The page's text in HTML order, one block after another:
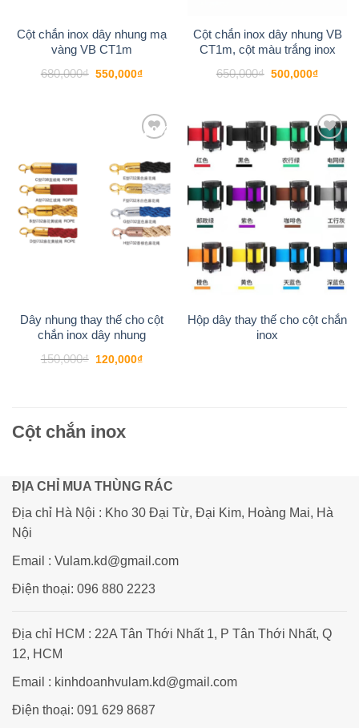
Cột chắn inox dây nhung mạ
vàng VB CT1m
680,000₫ Giá
gốc
550,000₫Giá
550,000₫.
Cột chắn inox dây nhung VB
CT1m, cột màu trắng inox
650,000₫ Giá
gốc
500,000₫Giá
-20%
wishlist
Dây nhung thay thế cho cột
chắn inox dây nhung
150,000₫
Giá
gốc
120,000₫Giá
Add to
wishlist
Hộp dây thay thế cho cột chắn
inox
Cột chắn inox
ĐỊA CHỈ MUA THÙNG RÁC
Địa chỉ Hà Nội : Kho 30 Đại Từ, Đại Kim, Hoàng Mai, Hà
Nội
Email : Vulam.kd@gmail.com
Điện thoại: 096 880 2223
Địa chỉ HCM : 22A Tân Thới Nhất 1, P Tân Thới Nhất, Q
12, HCM
Email : kinhdoanhvulam.kd@gmail.com
Điện thoại: 091 629 8687